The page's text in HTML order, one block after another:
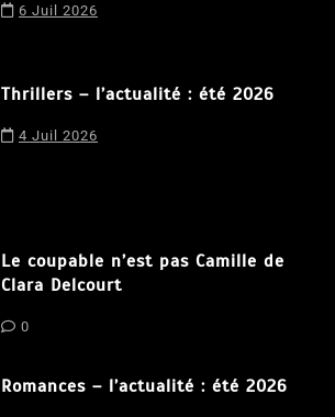
6 Juil 2026
Thrillers – l’actualité : été 2026
4 Juil 2026
Le coupable n’est pas Camille de
Clara Delcourt
0
Romances – l’actualité : été 2026